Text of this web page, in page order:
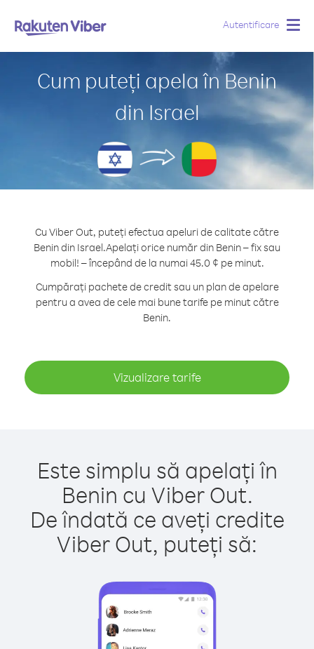
Autentificare
Cum puteți apela în Benin
din Israel
Cu Viber Out, puteți efectua apeluri de calitate către
Benin din Israel.Apelați orice număr din Benin – fix sau
mobil! – începând de la numai 45.0 ¢ pe minut.
Cumpărați pachete de credit sau un plan de apelare
pentru a avea de cele mai bune tarife pe minut către
Benin.
Vizualizare tarife
Este simplu să apelați în
Benin cu Viber Out.
De îndată ce aveți credite
Viber Out, puteți să: